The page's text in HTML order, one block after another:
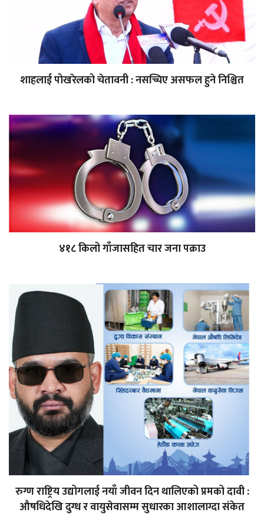
शाहलाई पोखरेलको चेतावनी : नसच्चिए असफल हुने निश्चित
४१८ किलो गाँजासहित चार जना पक्राउ
रुग्ण राष्ट्रिय उद्योगलाई नयाँ जीवन दिन थालिएको प्रमको दावी :
औषधिदेखि दुग्ध र वायुसेवासम्म सुधारका आशालाग्दा संकेत